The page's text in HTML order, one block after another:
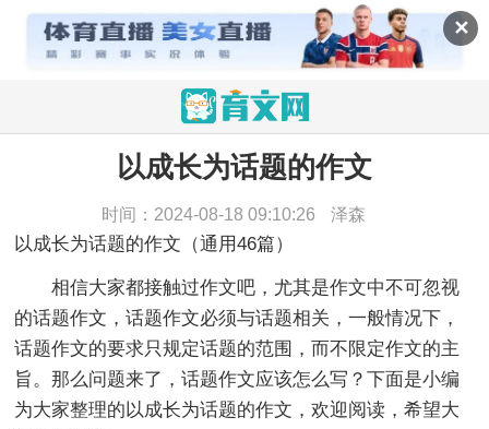
✕
育文网 > 作文 > 话题作文 > 以成长为话题
的作文
以成长为话题的作文
时间：2024-08-18 09:10:26 泽森
以成长为话题的作文（通用46篇）
相信大家都接触过作文吧，尤其是作文中不可忽视
的话题作文，话题作文必须与话题相关，一般情况下，
话题作文的要求只规定话题的范围，而不限定作文的主
旨。那么问题来了，话题作文应该怎么写？下面是小编
为大家整理的以成长为话题的作文，欢迎阅读，希望大